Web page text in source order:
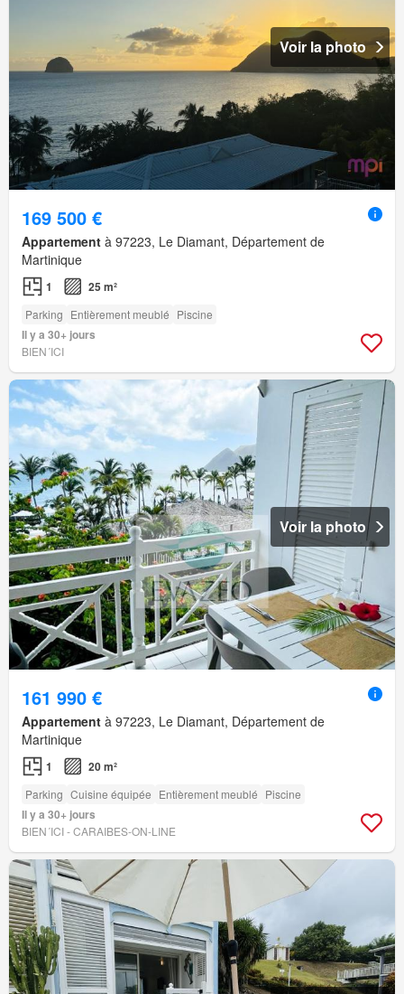
Voir la photo
169 500 €
Appartement à 97223, Le Diamant, Département de
Martinique
1 25 m²
Parking Entièrement meublé Piscine
Il y a 30+ jours
BIEN´ICI
Voir la photo
161 990 €
Appartement à 97223, Le Diamant, Département de
Martinique
1 20 m²
Parking Cuisine équipée Entièrement meublé Piscine
Il y a 30+ jours
BIEN´ICI - CARAIBES-ON-LINE